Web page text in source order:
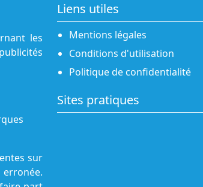
les
sur
Liens utiles
Mentions légales
Conditions d'utilisation
Politique de confidentialité
Sites pratiques